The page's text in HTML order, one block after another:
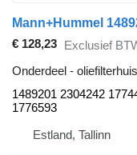
€ 128,23 Exclusief
Onderdeel - oliefilterhuis
1489201 2304242
1776593
Estland, Tallinn